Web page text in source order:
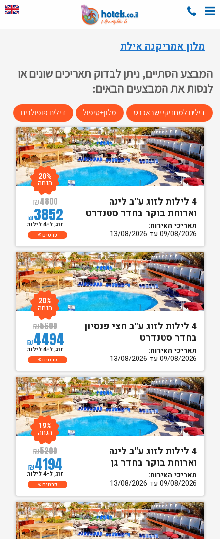
מלון אמריקנה אילת
המבצע הסתיים, ניתן לבדוק תאריכים שונים או
לנסות את המבצעים הבאים:
דילים למחזיקי ישראכרט מלון+טיפול דילים פופולרים
4 לילות לזוג ע"ב לינה
וארוחת בוקר בחדר סטנדרט
תאריכי האירוח:
09/08/2026 עד 13/08/2026
₪4800
₪3852
20%
הנחה
זוג, ל-4 לילות
פרטים
4 לילות לזוג ע"ב חצי פנסיון
בחדר סטנדרט
תאריכי האירוח:
09/08/2026 עד 13/08/2026
₪5600
₪4494
20%
הנחה
זוג, ל-4 לילות
פרטים
4 לילות לזוג ע"ב לינה
וארוחת בוקר בחדר גן
תאריכי האירוח:
09/08/2026 עד 13/08/2026
₪5200
₪4194
19%
הנחה
זוג, ל-4 לילות
פרטים